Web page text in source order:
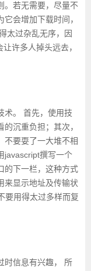
。若无需要，尽量不
会增加下载时间，
太过杂乱无序，因
许多人掉头远去，
术。 首先，使用技
沉重负担；其次，
不要耍了一大堆不相
javascript撰写一个
的下一栏，这种方式
来显示地址及传输状
要用得太过多样而复
时信息有兴趣， 所